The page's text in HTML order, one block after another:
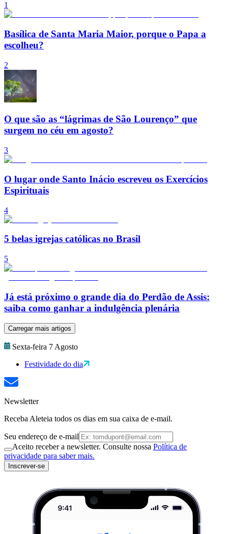
1
Basílica de Santa Maria Maior, porque o Papa a
escolheu?
2
O que são as “lágrimas de São Lourenço” que
surgem no céu em agosto?
3
O lugar onde Santo Inácio escreveu os Exercícios
Espirituais
4
5 belas igrejas católicas no Brasil
5
Já está próximo o grande dia do Perdão de Assis:
saiba como ganhar a indulgência plenária
Carregar mais artigos
Sexta-feira 7 Agosto
Festividade do dia
Newsletter
Receba Aleteia todos os dias em sua caixa de e-mail.
Seu endereço de e-mail
Aceito receber a newsletter. Consulte nossa Política de
privacidade para saber mais.
Inscrever-se